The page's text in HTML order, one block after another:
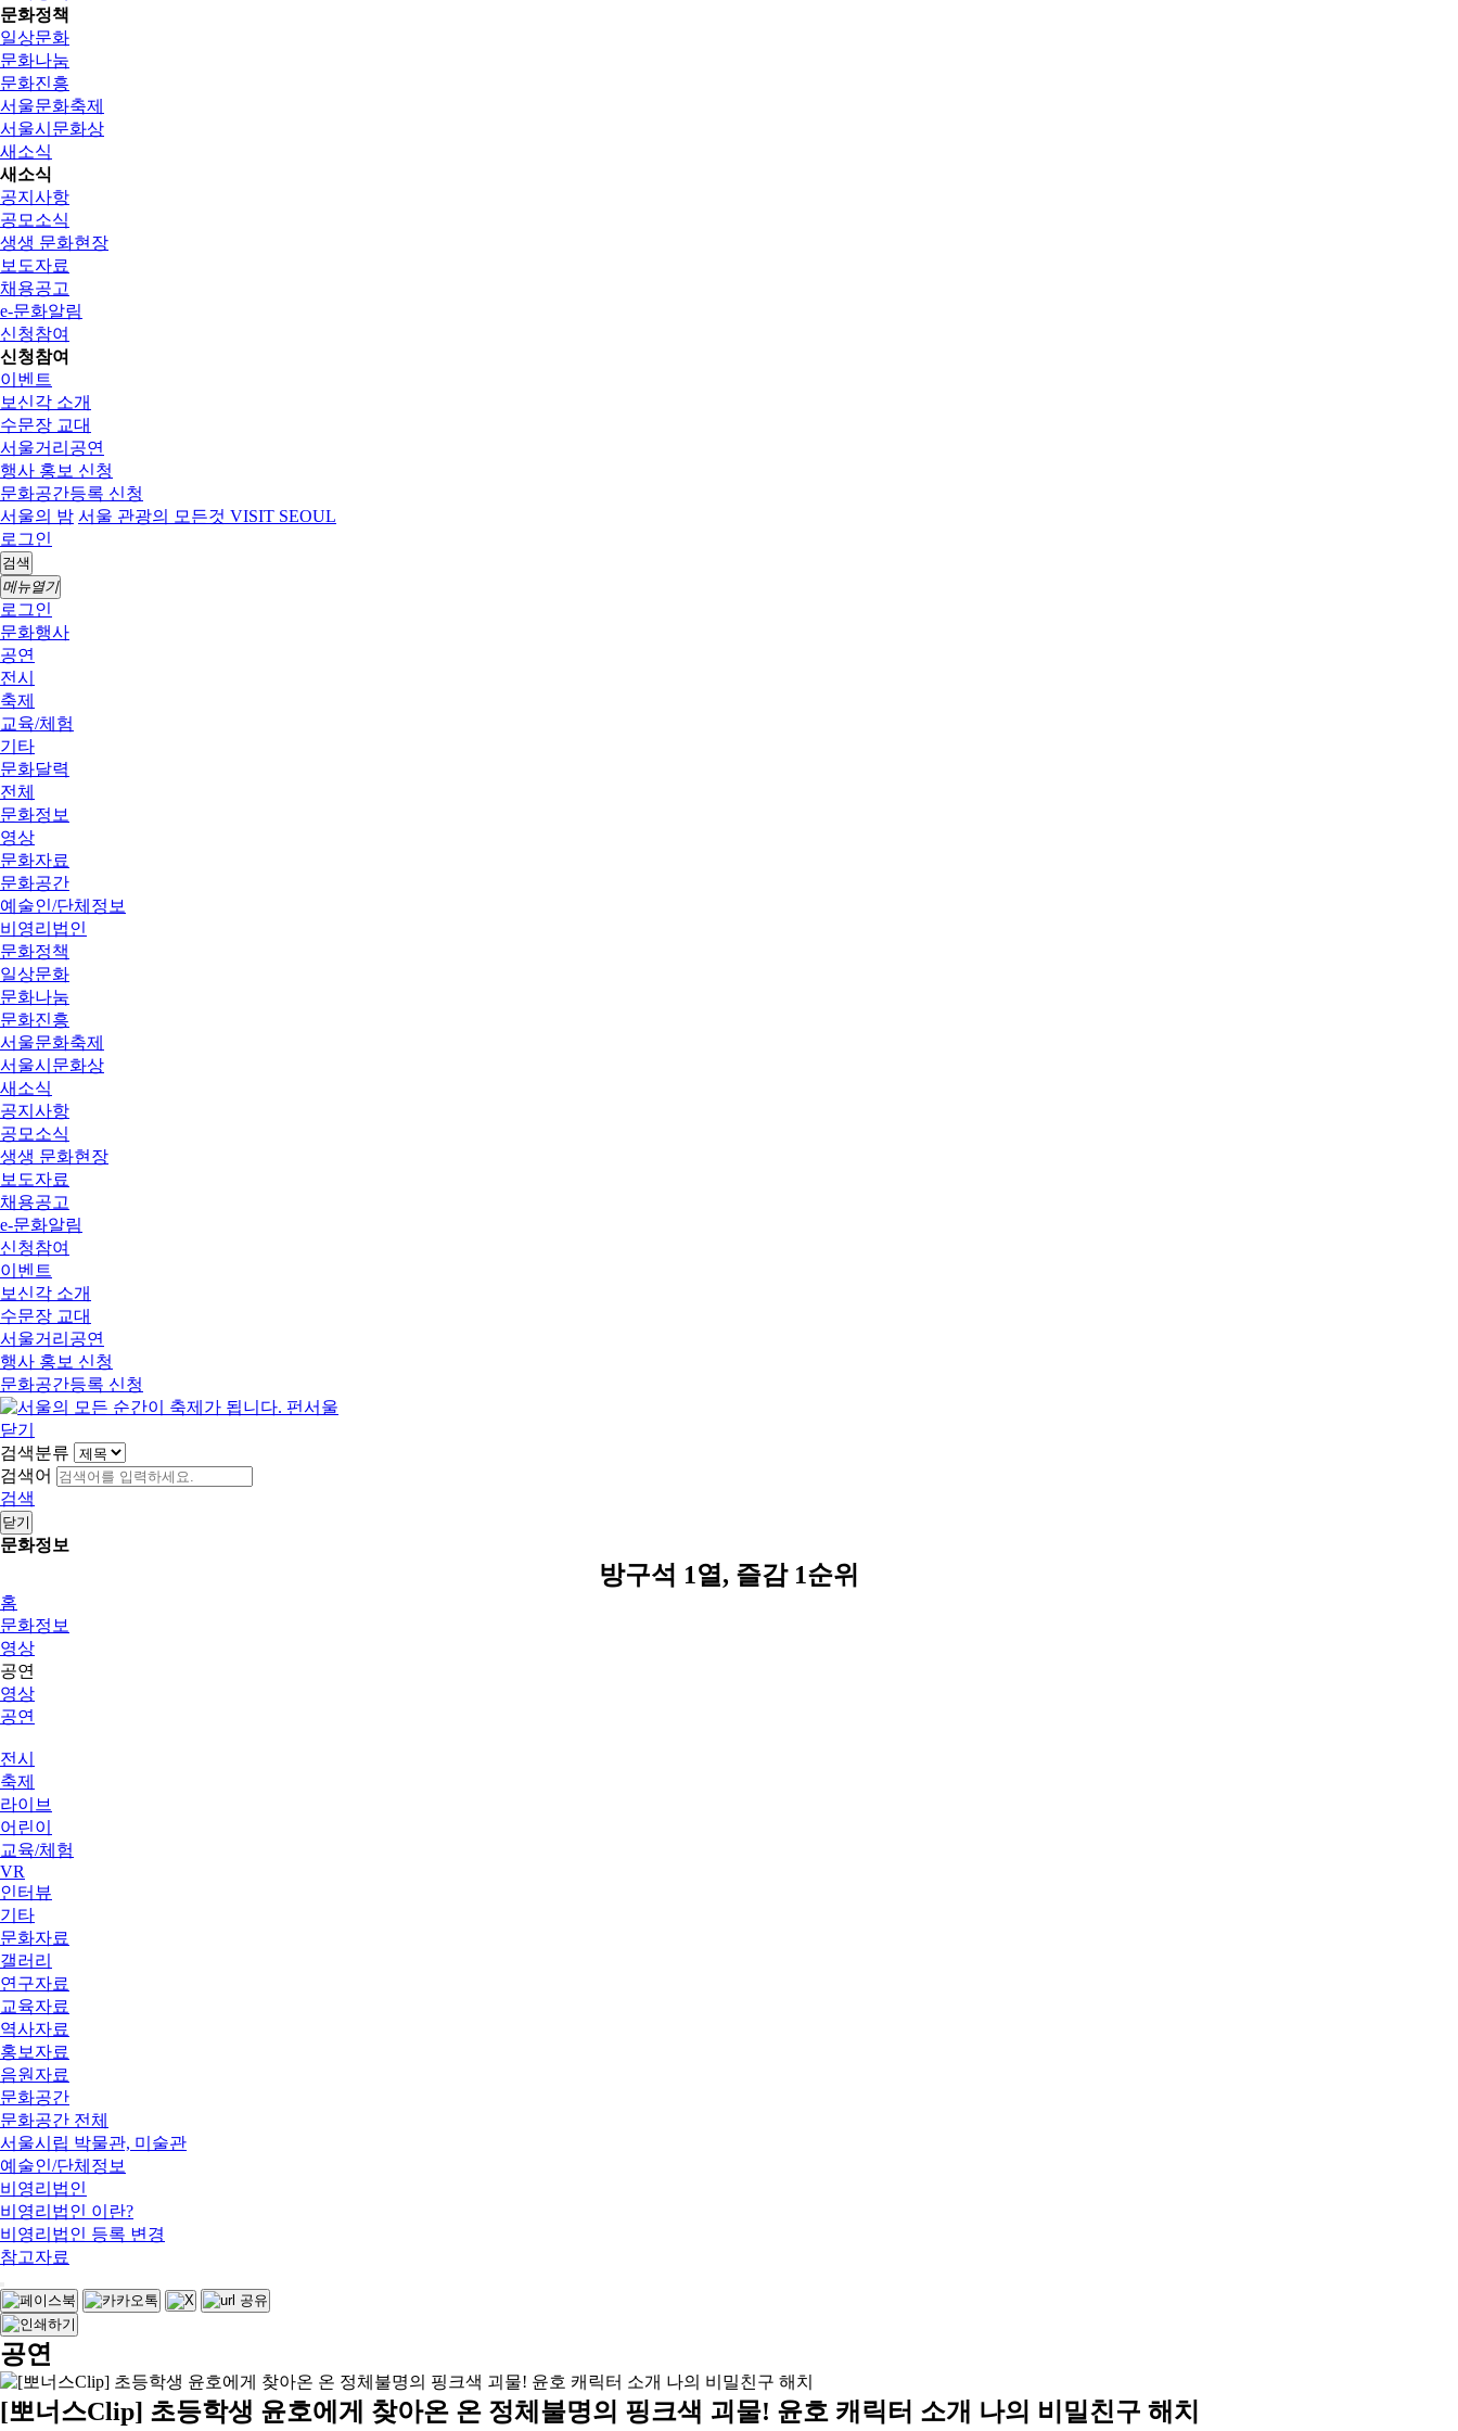
문화정책
일상문화
문화나눔
문화진흥
서울문화축제
서울시문화상
새소식
새소식
공지사항
공모소식
생생 문화현장
보도자료
채용공고
e-문화알림
신청참여
신청참여
이벤트
보신각 소개
수문장 교대
서울거리공연
행사 홍보 신청
문화공간등록 신청
서울의 밤 서울 관광의 모든것 VISIT SEOUL
로그인
검색
메뉴열기
로그인
문화행사
공연
전시
축제
교육/체험
기타
문화달력
전체
문화정보
영상
문화자료
문화공간
예술인/단체정보
비영리법인
문화정책
일상문화
문화나눔
문화진흥
서울문화축제
서울시문화상
새소식
공지사항
공모소식
생생 문화현장
보도자료
채용공고
e-문화알림
신청참여
이벤트
보신각 소개
수문장 교대
서울거리공연
행사 홍보 신청
문화공간등록 신청
닫기
검색분류
검색어
검색
닫기
문화정보
방구석 1열, 즐감 1순위
홈
문화정보
영상
공연
영상
공연
전시
축제
라이브
어린이
교육/체험
VR
인터뷰
기타
문화자료
갤러리
연구자료
교육자료
역사자료
홍보자료
음원자료
문화공간
문화공간 전체
서울시립 박물관, 미술관
예술인/단체정보
비영리법인
비영리법인 이란?
비영리법인 등록 변경
참고자료
공연
[뽀너스Clip] 초등학생 윤호에게 찾아온 온 정체불명의 핑크색 괴물! 윤호 캐릭터 소개 나의 비밀친구 해치